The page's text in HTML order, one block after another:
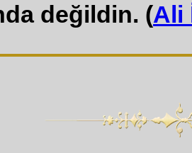
değildin. (Ali